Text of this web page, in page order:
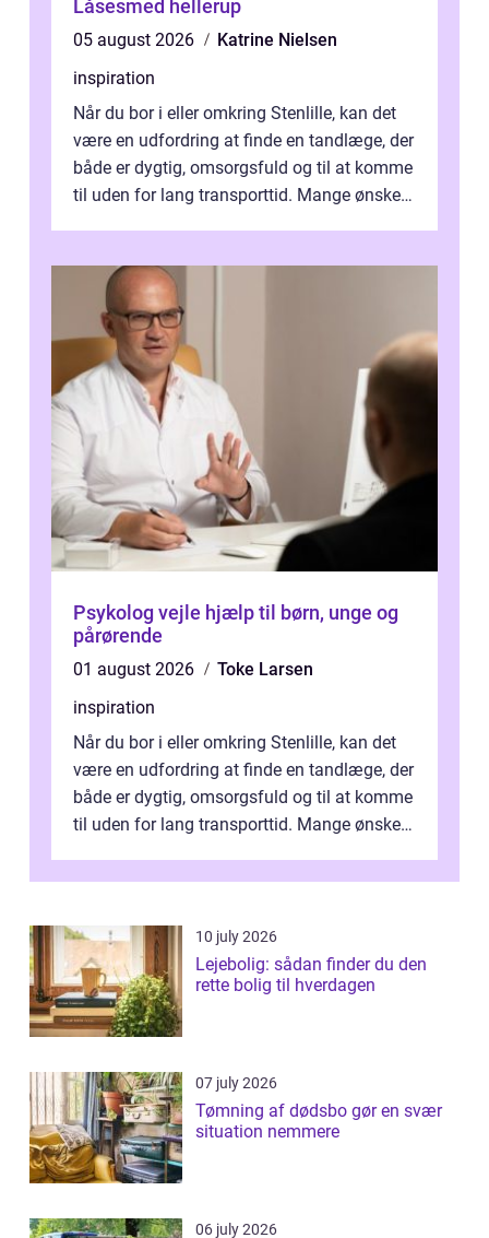
Låsesmed hellerup
05 august 2026
Katrine Nielsen
inspiration
Når du bor i eller omkring Stenlille, kan det
være en udfordring at finde en tandlæge, der
både er dygtig, omsorgsfuld og til at komme
til uden for lang transporttid. Mange ønsker
Psykolog vejle hjælp til børn, unge og
pårørende
01 august 2026
Toke Larsen
inspiration
Når du bor i eller omkring Stenlille, kan det
være en udfordring at finde en tandlæge, der
både er dygtig, omsorgsfuld og til at komme
til uden for lang transporttid. Mange ønsker
10 july 2026
Lejebolig: sådan finder du den
rette bolig til hverdagen
07 july 2026
Tømning af dødsbo gør en svær
situation nemmere
06 july 2026